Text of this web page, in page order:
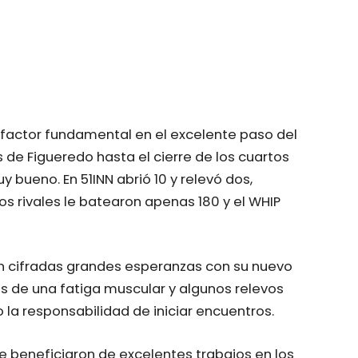
fundamental en el excelente paso del
de Figueredo hasta el cierre de los cuartos
En 51INN abrió 10 y relevó dos,
rivales le batearon apenas 180 y el WHIP
grandes esperanzas con su nuevo
de una fatiga muscular y algunos relevos
responsabilidad de iniciar encuentros.